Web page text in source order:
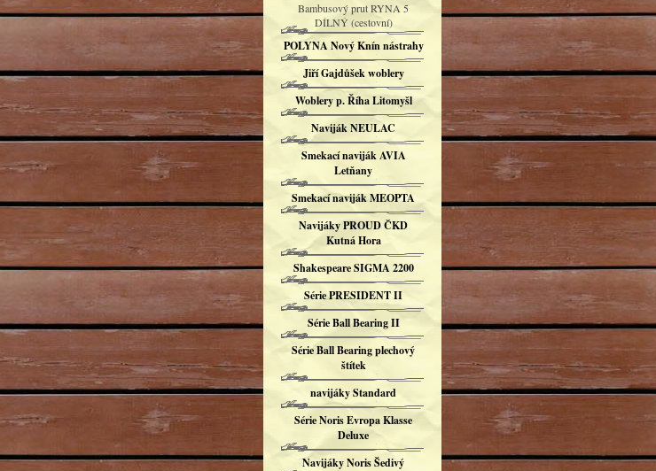
Bambusový prut RYNA 5
DÍLNÝ (cestovní)
POLYNA Nový Knín nástrahy
Jiří Gajdůšek woblery
Woblery p. Říha Litomyšl
Naviják NEULAC
Smekací naviják AVIA
Letňany
Smekací naviják MEOPTA
Navijáky PROUD ČKD
Kutná Hora
Shakespeare SIGMA 2200
Série PRESIDENT II
Série Ball Bearing II
Série Ball Bearing plechový
štítek
navijáky Standard
Série Noris Evropa Klasse
Deluxe
Navijáky Noris Šedivý